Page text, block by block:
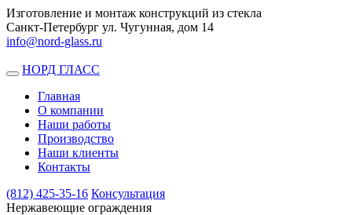
Изготовление и монтаж конструкций из стекла
Санкт-Петербург ул. Чугунная, дом 14
info@nord-glass.ru
Toggle
navigation
НОРД ГЛАСС
Главная
О компании
Наши работы
Производство
Наши клиенты
Контакты
(812) 425-35-16 Консультация
Нержавеющие ограждения